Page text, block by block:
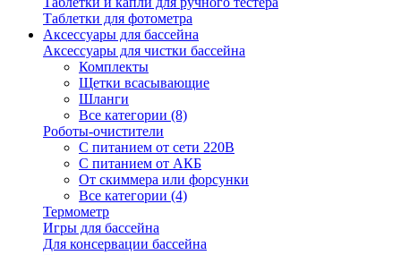
Таблетки для фотометра
Аксессуары для бассейна
Аксессуары для чистки бассейна
Комплекты
Щетки всасывающие
Шланги
Все категории (8)
Роботы-очистители
С питанием от сети 220В
С питанием от АКБ
От скиммера или форсунки
Все категории (4)
Термометр
Игры для бассейна
Для консервации бассейна